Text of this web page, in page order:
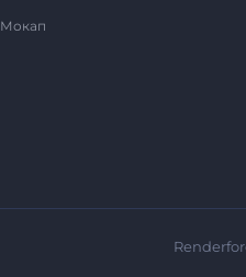
Мокап